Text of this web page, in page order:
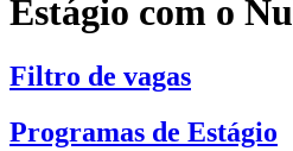
Estágio com o
Filtro de vagas
Programas de Estágio